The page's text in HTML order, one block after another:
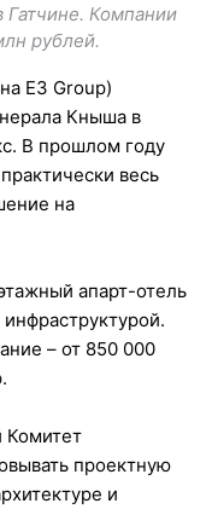
Гатчине. Компании
рублей.
E3 Group)
Кныша в
В прошлом году
весь
на
апарт-отель
– от 850 000
Комитет
проектную
и